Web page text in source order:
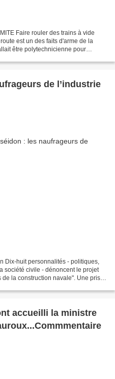
Faire rouler des trains à vide
est un des faits d'arme de la
être polytechnicienne pour
de l’industrie
Dix-huit personnalités - politiques,
société civile - dénoncent le projet
la construction navale". Une prise
accueilli la ministre